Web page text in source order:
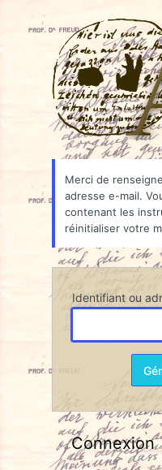
passe
oublié
Merci de
adresse e-mail.
contenant les
réinitialiser votre
Identifiant ou
Connexion